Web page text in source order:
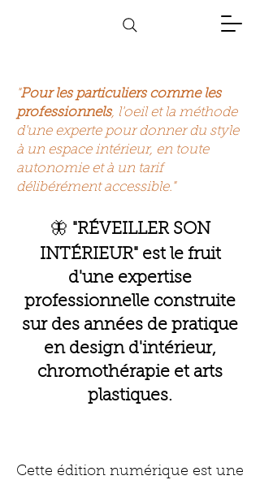
"Pour les particuliers comme les
professionnels, l'oeil et la méthode
d'une experte pour donner du style
à un espace intérieur, en toute
autonomie et à un tarif
délibérément accessible."
🦋 "RÉVEILLER SON
INTÉRIEUR" est le fruit
d'une expertise
professionnelle construite
sur des années de pratique
en design d'intérieur,
chromothérapie et arts
plastiques.
Cette édition numérique est une